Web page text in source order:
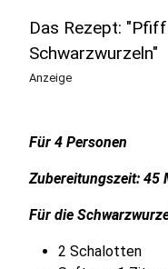
Das Rezept:
Schwarzwurzeln"
Anzeige
Für 4 Personen
Zubereitungszeit: 45
Für die
2 Schalotten